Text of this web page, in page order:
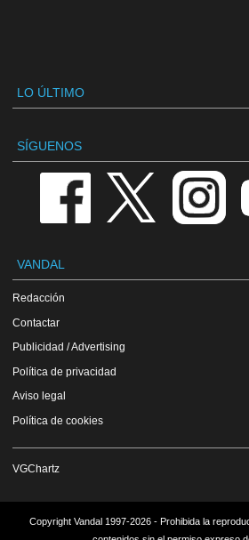
LO ÚLTIMO
SÍGUENOS
VANDAL
Redacción
Contactar
Publicidad / Advertising
Política de privacidad
Aviso legal
Política de cookies
VGChartz
Copyright Vandal 1997-2026 - Prohibida la